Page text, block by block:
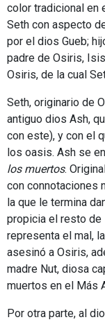
color tradicional en
Seth con aspecto
por el dios Gueb;
padre de Osiris,
Osiris, de la cual
Seth, originario de
antiguo dios Ash,
con este), y con el
los oasis. Ash se
los muertos.
con connotaciones
la que le termina
propicia el resto de
representa el mal,
asesinó a Osiris,
madre Nut, diosa
muertos en el Más
Por otra parte, al